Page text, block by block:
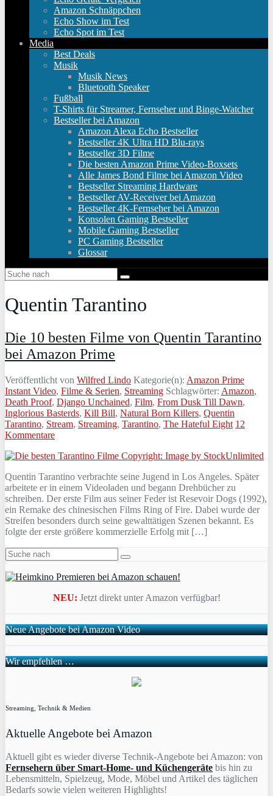
Amazon Schnäppchen
Echo Show im Test
Echo Spot im Test
Media
Best Deals
Musik
Musik News
Bluetooth Speaker
Fußball
T-Shirts für Streamer, Fernseher und Binge-Watcher
Bestseller bei Amazon
Amazon Alexa Echo Bestseller
Bestseller 4K Ultra HD Blu-rays
Bestseller 3D Filme
Die besten Amazon Prime Video-Boxsets
Alle James Bond Filme bei Amazon Video
Bestseller Streaming Hardware
Bestseller AV-Receiver bei Amazon
Bestseller 4K-Fernseher bei Amazon
Konsolen Gaming Bestseller
Mobile Gaming Bestseller
PC Gaming Bestseller
Glossar
Quentin Tarantino
Die 10 besten Filme von Quentin Tarantino
bei Amazon Prime
Veröffentlicht von Wilfred Lindo Kategorie(n): Amazon Prime
Instant Video, Filme & Serien, Streaming Schlagwörter: Amazon,
Death Proof, Django Unchained, Film, From Dusk Till Dawn,
Inglorious Basterds, Kill Bill, Natural Born Killers, Quentin
Tarantino, Stream, Streaming, Tarantino, The Hateful Eight 12
Kommentare
Quentin Tarantino verbrachte seine Jugend in Los Angeles. Später
arbeitete er in einem Videoladen und begann Drehbücher zu
schreiben. Der erste Film aus seiner Feder ist Resevoir Dogs (1992),
ein Remake des chinesischen Films Ring of Fire. Dabei wurde der
Streifen besonders durch seine gewalttätigen Szenen bekannt. Es
folgte der erste größere kommerzielle Erfolg mit […]
NEU: Jetzt direkt unter Amazon verfügbar!
Neue Angebote bei Amazon Video
Wir empfehlen …
Streaming, Technik & Medien
Aktuelle Angebote bei Amazon
Aktuell gibt es wieder diverse Technik-Angebote bei Amazon: von
Fernsehern über Smart-Home- und Küchengeräte bis hin zu
Lebensmitteln, Spielzeug, Mode, Möbel und Artikel des täglichen
Bedarfs sowie vielen weiteren Highlights!